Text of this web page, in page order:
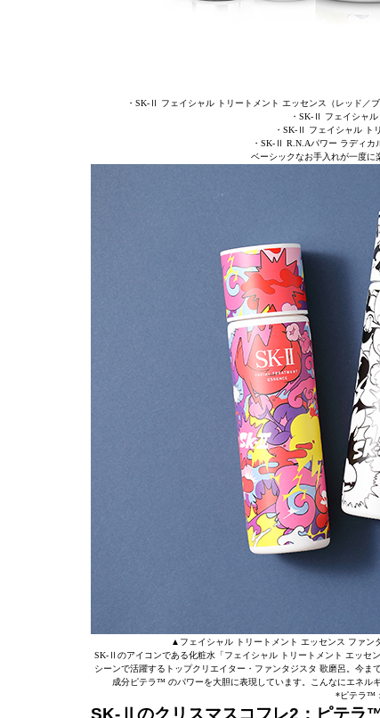
・SK-Ⅱ フェイシャル トリートメント エッセンス（レッド／
・SK-Ⅱ フェイシャ
・SK-Ⅱ フェイシャル ト
・SK-Ⅱ R.N.Aパワー ラディカ
ベーシックなお手入れが一度に
▲フェイシャル トリートメント エッセンス ファン
SK-Ⅱのアイコンである化粧水「フェイシャル トリートメント エッセ
シーンで活躍するトップクリエイター・ファンタジスタ 歌磨呂。今
成分ピテラ™ のパワーを大胆に表現しています。こんなにエネル
*ピテラ™
SK- のクリスマスコフレ2：ピテラ